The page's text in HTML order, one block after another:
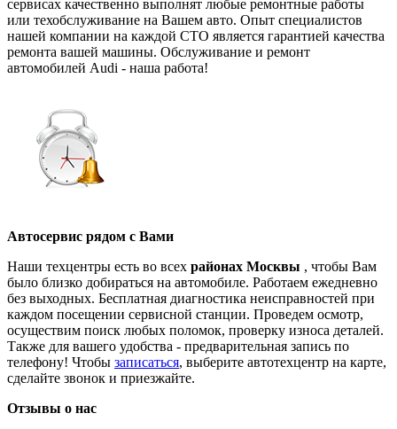
сервисах качественно выполнят любые ремонтные работы
или техобслуживание на Вашем авто. Опыт специалистов
нашей компании на каждой СТО является гарантией качества
ремонта вашей машины. Обслуживание и ремонт
автомобилей Audi - наша работа!
Автосервис рядом с Вами
Наши техцентры есть во всех районах Москвы , чтобы Вам
было близко добираться на автомобиле. Работаем ежедневно
без выходных. Бесплатная диагностика неисправностей при
каждом посещении сервисной станции. Проведем осмотр,
осуществим поиск любых поломок, проверку износа деталей.
Также для вашего удобства - предварительная запись по
телефону! Чтобы записаться, выберите автотехцентр на карте,
сделайте звонок и приезжайте.
Отзывы о нас